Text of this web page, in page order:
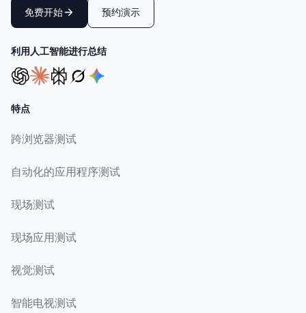
免费开始 预约演示
利用人工智能进行总结
特点
跨浏览器测试
自动化的应用程序测试
现场测试
现场应用测试
视觉测试
智能电视测试